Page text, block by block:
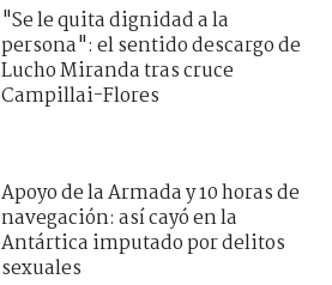
"Se le quita dignidad a la
persona": el sentido descargo de
Lucho Miranda tras cruce
Campillai-Flores
Apoyo de la Armada y 10 horas de
navegación: así cayó en la
Antártica imputado por delitos
sexuales